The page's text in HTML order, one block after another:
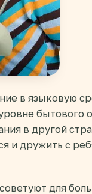
в языковую
бытового
в другой
и дружить с
для